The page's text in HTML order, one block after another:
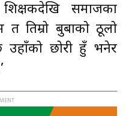
समाजका
त तिम्रो बुबाको ठूलो
छोरी हुँ भनेर